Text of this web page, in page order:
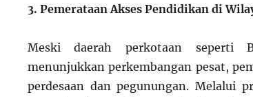
3. Pemerataan Akses Pendidikan di
Meski daerah perkotaan seperti
menunjukkan perkembangan pesat,
perdesaan dan pegunungan. Melalui